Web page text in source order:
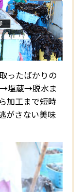
ったばかりの
塩蔵→脱水ま
加工まで短時
がさない美味